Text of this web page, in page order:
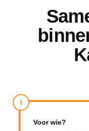
i
Voor wie?